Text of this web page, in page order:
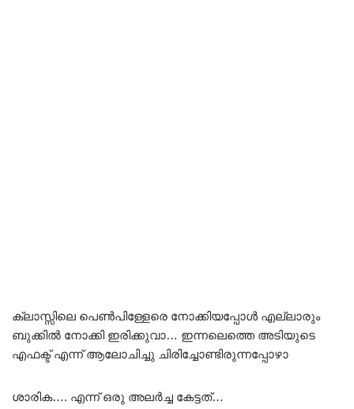
ക്ലാസ്സിലെ പെൺപിള്ളേരെ നോക്കിയപ്പോൾ എല്ലാരും
ബുക്കിൽ നോക്കി ഇരിക്കുവാ… ഇന്നലെത്തെ അടിയുടെ
എഫക്ട് എന്ന് ആലോചിച്ചു ചിരിച്ചോണ്ടിരുന്നപ്പോഴാ
ശാരിക…. എന്ന് ഒരു അലർച്ച കേട്ടത്…